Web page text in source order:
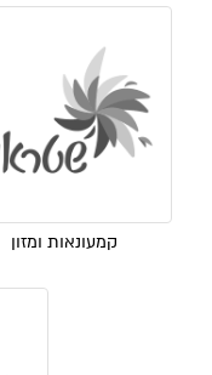
קמעונאות ומזון